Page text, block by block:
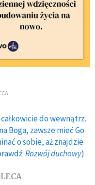
do wewnątrz.
Boga, zawsze mieć Go
o sobie, aż znajdzie
Rozwój duchowy)